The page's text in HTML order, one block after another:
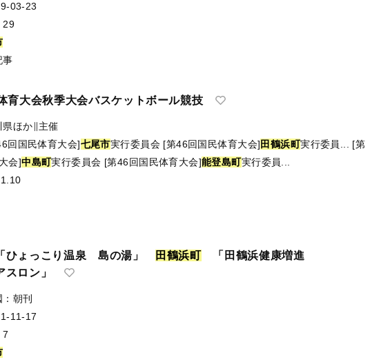
03-23
29
事
育大会秋季大会バスケットボール競技
県ほか∥主催
回国民体育大会]七尾市実行委員会 [第46回国民体育大会]田鶴浜町実行委員...
[第
会]中島町実行委員会 [第46回国民体育大会]能登島町実行委員...
ょっこり温泉 島の湯」 田 鶴浜町「田鶴浜健康増進
ロン」
朝刊
11-17
7